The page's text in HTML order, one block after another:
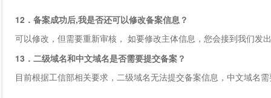
12．备案成功后,我是否还可以修改备案信息？
可以修改，但需要重新审核， 如要修改主体信息，您会接到我们
13．二级域名和中文域名是否需要提交备案？
目前根据工信部相关要求，二级域名无法提交备案信息，中文域名